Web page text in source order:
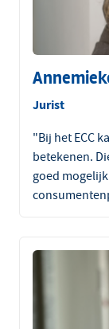
Jurist
"Bij het ECC
betekenen.
goed